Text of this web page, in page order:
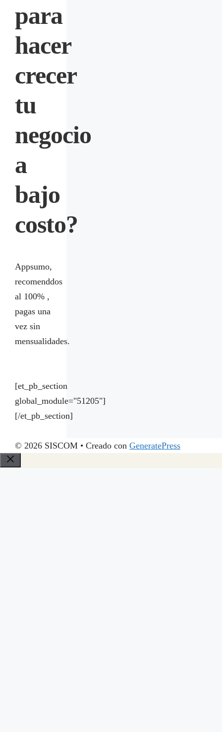
para
hacer
crecer
tu
negocio
a
bajo
costo?
Appsumo,
recomenddos
al 100% ,
pagas una
vez sin
mensualidades.
[et_pb_section
global_module="51205"]
[/et_pb_section]
© 2026 SISCOM • Creado con GeneratePress
Cerrar